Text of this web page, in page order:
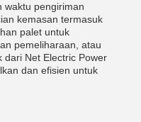
waktu pengiriman
kemasan termasuk
palet untuk
pemeliharaan, atau
dari Net Electric Power
dan efisien untuk